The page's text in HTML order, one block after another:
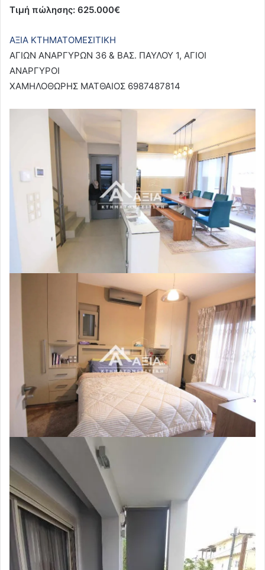
Τιμή πώλησης: 625.000€
ΑΞΙΑ ΚΤΗΜΑΤΟΜΕΣΙΤΙΚΗ
ΑΓΙΩΝ ΑΝΑΡΓΥΡΩΝ 36 & ΒΑΣ. ΠΑΥΛΟΥ 1, ΑΓΙΟΙ
ΑΝΑΡΓΥΡΟΙ
ΧΑΜΗΛΟΘΩΡΗΣ ΜΑΤΘΑΙΟΣ 6987487814